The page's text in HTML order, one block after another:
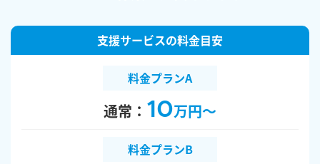
支援サービスの料金目安
料金プランA
通常： 10万円～
料金プランB